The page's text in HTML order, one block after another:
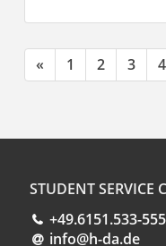
« 1 2 3 4
STUDENT SERVICE
+49.6151.533-
info@h-da.de